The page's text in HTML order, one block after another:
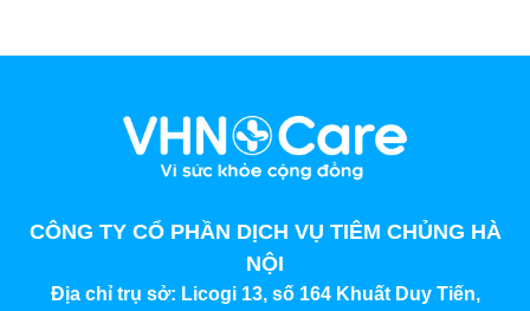
CÔNG TY CỔ PHẦN DỊCH VỤ TIÊM CHỦNG HÀ
NỘI
Địa chỉ trụ sở: Licogi 13, số 164 Khuất Duy Tiến,